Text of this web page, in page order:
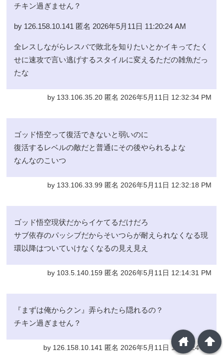
チキン過ぎません？
by 126.158.10.141 匿名 2026年5月11日 11:20:24 AM
全レスしながらレスバで敗北を知りたいとかイキってたく
せに速攻で言い逃げするスタイルに変えるただの雑魚だっ
たな
by 133.106.35.20 匿名 2026年5月11日 12:32:34 PM
ゴッド悟空って復活できないと弱いのに
復活するレベルの敵だと普通にその後やられるよな
なんなのこいつ
by 133.106.33.99 匿名 2026年5月11日 12:32:18 PM
ゴッド悟空現状だからイケてるだけだろ
サブ依存のパッシブだからそいつらが耐えられなくなる現
環以降はついていけなくなるの見え見え
by 103.5.140.159 匿名 2026年5月11日 12:14:31 PM
『まずは俺からクン』弄られたら隠れるの？
チキン過ぎません？
by 126.158.10.141 匿名 2026年5月11日 11:20:24 AM
arrowup
home